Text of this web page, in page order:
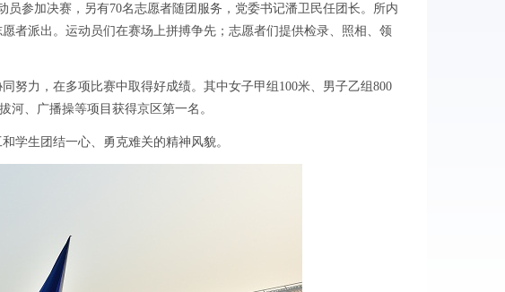
员参加决赛，另有70名志愿者随团服务，党委书记潘卫民任团长。所内
者派出。运动员们在赛场上拼搏争先；志愿者们提供检录、照相、领
努力，在多项比赛中取得好成绩。其中女子甲组 100米、男子乙组 800
河、广播操等项目获得京区第一名。
学生团结一心、勇克难关的精神风貌。